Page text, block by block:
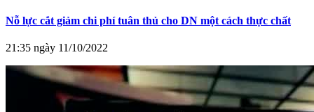
Nỗ lực cắt giảm chi phí tuân thủ cho DN một cách thực chất
21:35 ngày 11/10/2022